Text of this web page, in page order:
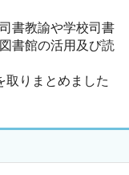
書教諭や学校司書
書館の活用及び読
りまとめました